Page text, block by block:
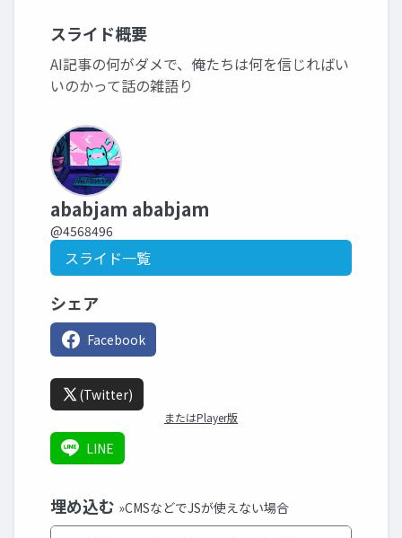
スライド概要
AI記事の何がダメで、俺たちは何を信じればい
いのかって話の雑語り
ababjam ababjam
@4568496
スライド一覧
シェア
Facebook
(Twitter)
またはPlayer版
LINE
埋め込む »CMSなどでJSが使えない場合